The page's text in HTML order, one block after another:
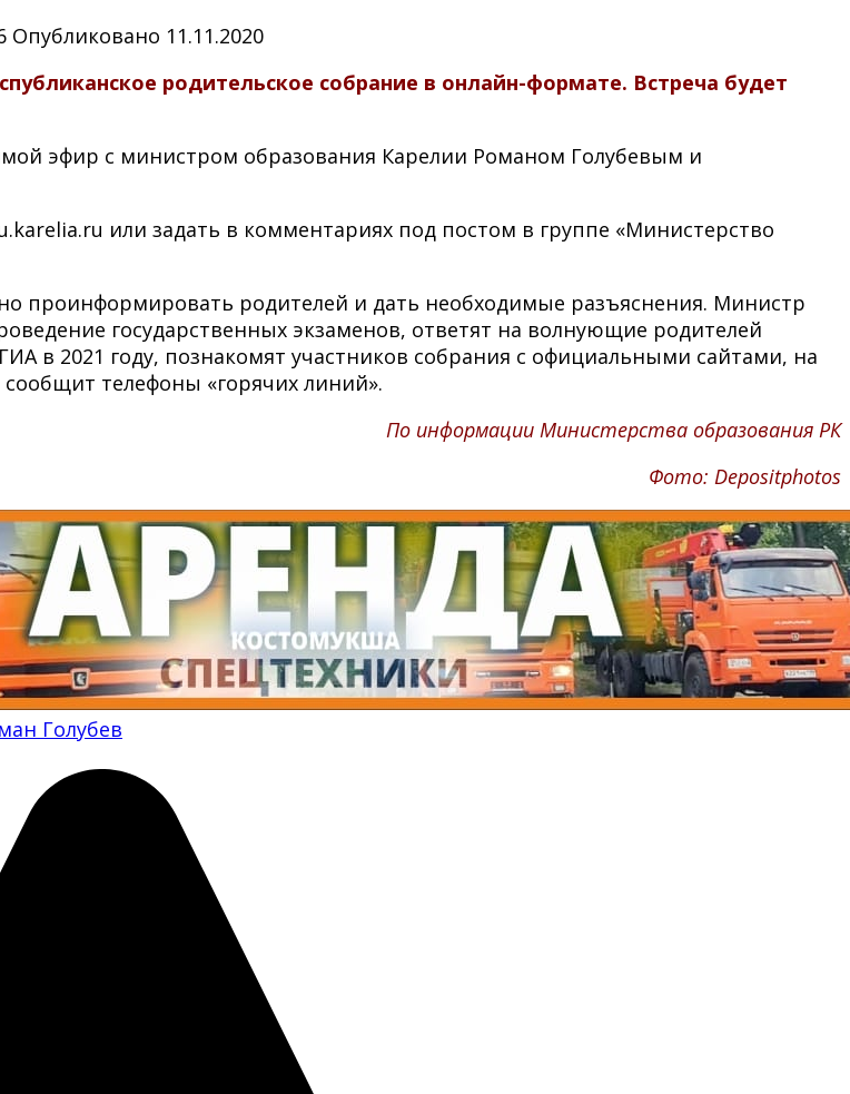
Опубликовано 11.11.2020
родительское собрание в онлайн-формате. Встреча будет
эфир с министром образования Карелии Романом Голубевым и
или задать в комментариях под постом в группе «Министерство
проинформировать родителей и дать необходимые разъяснения. Министр
государственных экзаменов, ответят на волнующие родителей
в 2021 году, познакомят участников собрания с официальными сайтами, на
телефоны «горячих линий».
По информации Министерства образования РК
Фото: Depositphotos
Голубев